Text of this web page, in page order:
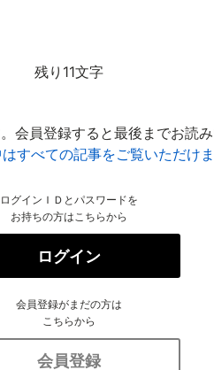
残り11文字
会員登録すると最後までお読み
すべての記事をご覧いただけ
ログインＩＤとパスワードを
お持ちの方はこちらから
ログイン
会員登録がまだの方は
こちらから
会員登録